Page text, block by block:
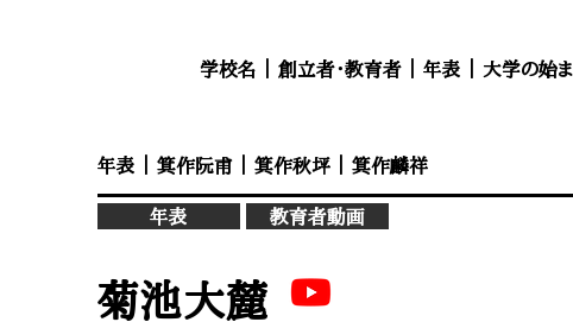
学校名 創立者・教育者 年表 大学の始
年表 箕作阮甫 箕作秋坪 箕作麟祥
菊池大麓
年表 教育者動画